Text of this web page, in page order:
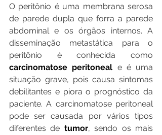
O peritônio é uma membrana serosa
de parede dupla que forra a parede
abdominal e os órgãos internos. A
disseminação metastática para o
carcinomatose peritoneal e é uma
situação grave, pois causa sintomas
debilitantes e piora o prognóstico da
paciente. A carcinomatose peritoneal
pode ser causada por vários tipos
diferentes de tumor, sendo os mais